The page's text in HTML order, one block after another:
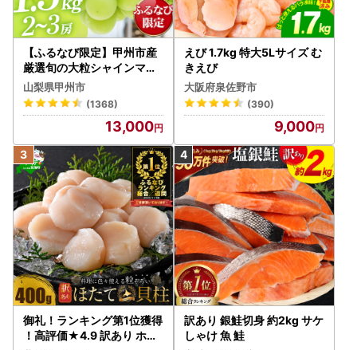
【ふるなび限定】甲州市産
厳選旬の大粒シャインマス
カット 約1.3kg 2～3房【2
026年発送】（MG）B12-
472 FN-Limited-VO シャ
インマスカット フルーツ
山梨県甲州市
(1368)
13,000
えび 1.7kg 特大5Lサイズ む
きえび
大阪府泉佐野市
(390)
9,000
御礼！ランキング第1位獲得
！高評価★4.9 訳あり ホタ
訳あり 銀鮭切身 約2kg サケ
しゃけ 魚 鮭